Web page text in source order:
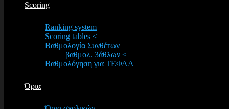
Scoring
Ranking system
Scoring tables <
Βαθμολογία Συνθέτων
βαθμολ. 3άθλων <
Βαθμολόγηση για ΤΕΦΑΑ
Όρια